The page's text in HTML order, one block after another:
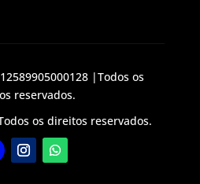
|Todos os
reservados.
os direitos reservados.